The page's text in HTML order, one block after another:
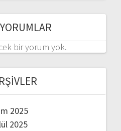
bir yorum yok.
2025
2025